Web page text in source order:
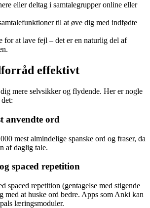
eller deltag i samtalegrupper online eller
til at øve dig med indfødte
for at lave fejl – det er en naturlig del af
effektivt
mere selvsikker og flydende. Her er nogle
anvendte ord
mest almindelige spanske ord og fraser, da
af daglig tale.
spaced repetition
spaced repetition (gentagelse med stigende
med at huske ord bedre. Apps som Anki kan
læringsmoduler.